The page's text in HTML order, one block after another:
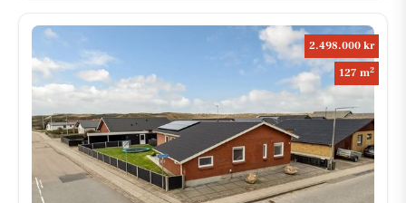
2.498.000 kr
127 m2